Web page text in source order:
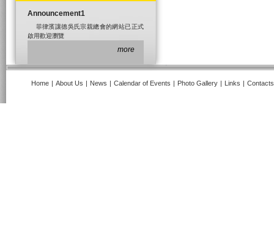
Announcement1
菲律濱讓德吳氏宗親總會的網站已正式
啟用歡迎瀏覽
more
Home | About Us | News | Calendar of Events | Photo Gallery | Links | Contacts